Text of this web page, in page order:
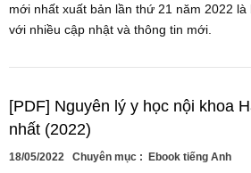
mới nhất xuất bản lần thứ 21 năm 2022
với nhiều cập nhật và thông tin mới.
[PDF] Nguyên lý y học nội khoa
nhất (2022)
18/05/2022 Chuyên mục : Ebook tiếng Anh